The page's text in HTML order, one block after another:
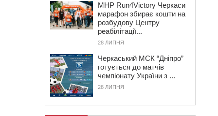
MHP Run4Victory Черкаси
марафон збирає кошти на
розбудову Центру
реабілітації...
28 ЛИПНЯ
Черкаський МСК “Дніпро”
готується до матчів
чемпіонату України з ...
28 ЛИПНЯ